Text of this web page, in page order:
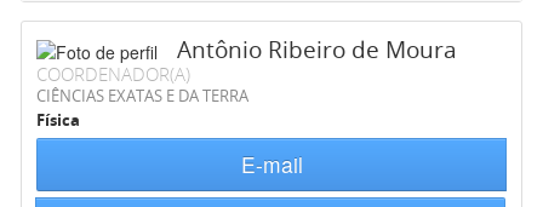
Antônio Ribeiro de Moura
COORDENADOR(A)
CIÊNCIAS EXATAS E DA TERRA
Física
E-mail